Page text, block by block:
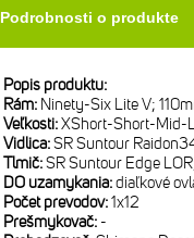
Podrobnosti o produkte
Popis produktu:
Rám: Ninety-Six Lite V;
Veľkosti:XShort-Short-Mid-
Vidlica:SR Suntour
Tlmič:SR Suntour Edge
DO uzamykania:diaľkové
Počet prevodov:1x12
Prešmykovač: -